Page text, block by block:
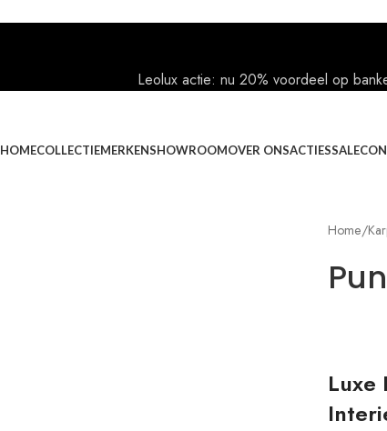
Leolux actie: nu 20% voordeel op
HOMECOLLECTIEMERKENSHOWROOMOVER ONSACTIESSALE
Home/
Luxe